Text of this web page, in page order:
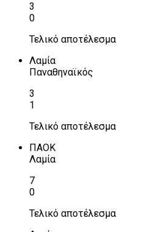
3
0
Τελικό αποτέλεσμα
Λαμία
Παναθηναϊκός
3
1
Τελικό αποτέλεσμα
ΠΑΟΚ
Λαμία
7
0
Τελικό αποτέλεσμα